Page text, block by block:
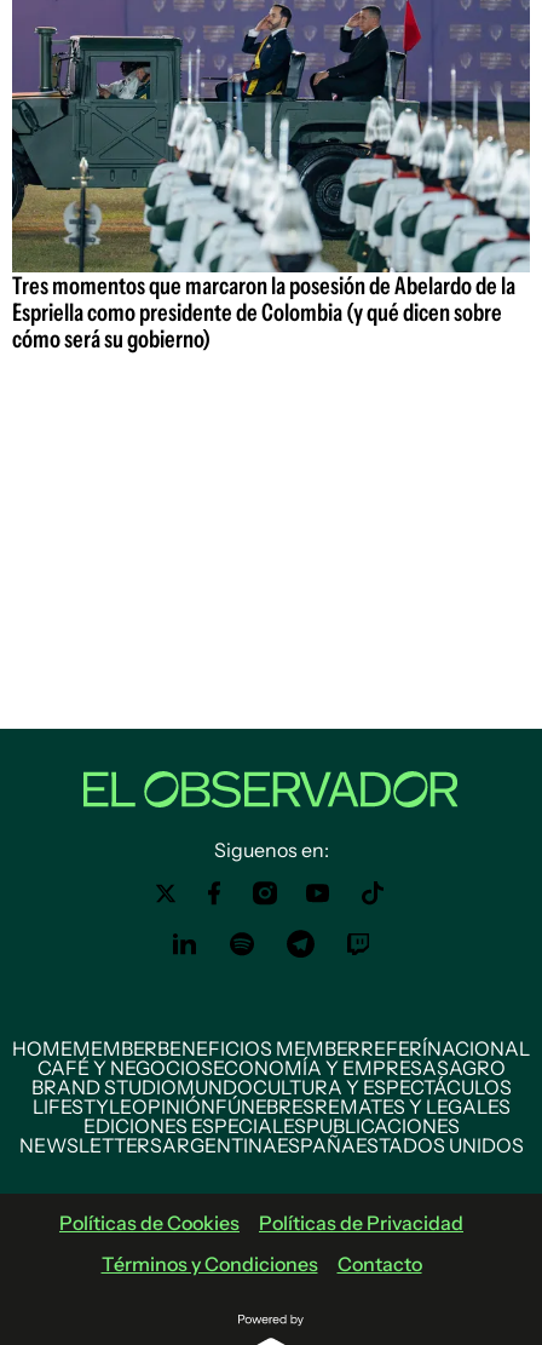
Tres momentos que marcaron la posesión de Abelardo de la
Espriella como presidente de Colombia (y qué dicen sobre
cómo será su gobierno)
Siguenos en:
HOMEMEMBERBENEFICIOS MEMBERREFERÍNACIONAL
CAFÉ Y NEGOCIOSECONOMÍA Y EMPRESASAGRO
BRAND STUDIOMUNDOCULTURA Y ESPECTÁCULOS
LIFESTYLEOPINIÓNFÚNEBRESREMATES Y LEGALES
EDICIONES ESPECIALESPUBLICACIONES
NEWSLETTERSARGENTINAESPAÑAESTADOS UNIDOS
Políticas de Cookies
Políticas de Privacidad
Términos y Condiciones
Contacto